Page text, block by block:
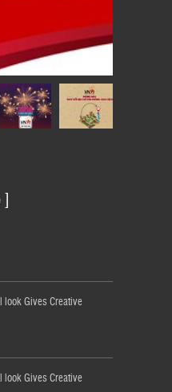
NGHỈ LỄ QUỐC
23
]
look Gives Creative
look Gives Creative